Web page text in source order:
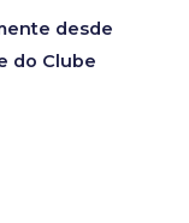
desde
do Clube